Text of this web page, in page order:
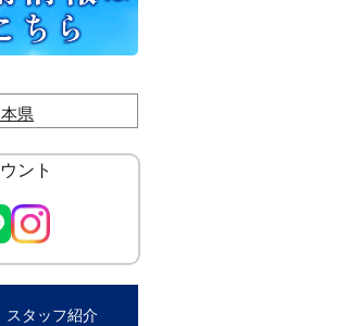
県
ント
スタッフ紹介